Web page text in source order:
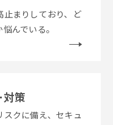
止まりしており、ど
んでいる。
対策
スクに備え、セキュ